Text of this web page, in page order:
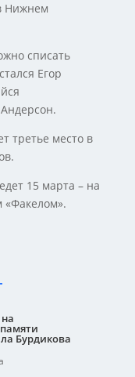
Нижнем
списать
Егор
третье место в
15 марта – на
«Факелом».
Бурдикова